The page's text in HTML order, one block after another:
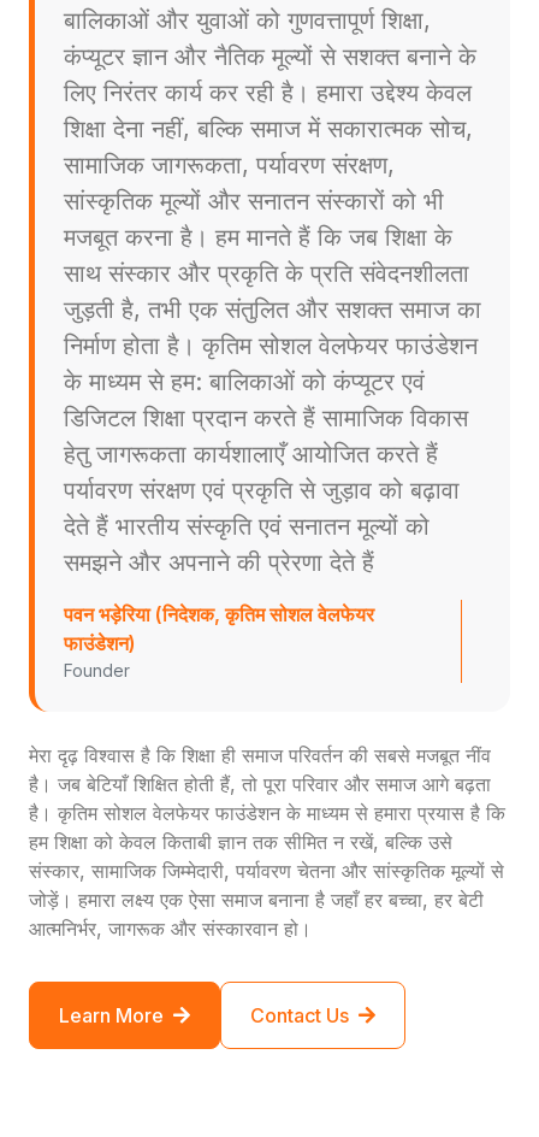
बालिकाओं और युवाओं को गुणवत्तापूर्ण शिक्षा,
कंप्यूटर ज्ञान और नैतिक मूल्यों से सशक्त बनाने के
लिए निरंतर कार्य कर रही है। हमारा उद्देश्य केवल
शिक्षा देना नहीं, बल्कि समाज में सकारात्मक सोच,
सामाजिक जागरूकता, पर्यावरण संरक्षण,
सांस्कृतिक मूल्यों और सनातन संस्कारों को भी
मजबूत करना है। हम मानते हैं कि जब शिक्षा के
साथ संस्कार और प्रकृति के प्रति संवेदनशीलता
जुड़ती है, तभी एक संतुलित और सशक्त समाज का
निर्माण होता है। कृतिम सोशल वेलफेयर फाउंडेशन
के माध्यम से हम: बालिकाओं को कंप्यूटर एवं
डिजिटल शिक्षा प्रदान करते हैं सामाजिक विकास
हेतु जागरूकता कार्यशालाएँ आयोजित करते हैं
पर्यावरण संरक्षण एवं प्रकृति से जुड़ाव को बढ़ावा
देते हैं भारतीय संस्कृति एवं सनातन मूल्यों को
समझने और अपनाने की प्रेरणा देते हैं
पवन भड़ेरिया (निदेशक, कृतिम सोशल वेलफेयर
फाउंडेशन)
Founder
मेरा दृढ़ विश्वास है कि शिक्षा ही समाज परिवर्तन की सबसे मजबूत नींव
है। जब बेटियाँ शिक्षित होती हैं, तो पूरा परिवार और समाज आगे बढ़ता
है। कृतिम सोशल वेलफेयर फाउंडेशन के माध्यम से हमारा प्रयास है कि
हम शिक्षा को केवल किताबी ज्ञान तक सीमित न रखें, बल्कि उसे
संस्कार, सामाजिक जिम्मेदारी, पर्यावरण चेतना और सांस्कृतिक मूल्यों से
जोड़ें। हमारा लक्ष्य एक ऐसा समाज बनाना है जहाँ हर बच्चा, हर बेटी
आत्मनिर्भर, जागरूक और संस्कारवान हो।
Learn More Contact Us